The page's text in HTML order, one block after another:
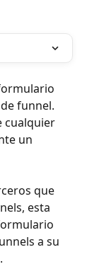
funnel.
cualquier
un
que
esta
a su